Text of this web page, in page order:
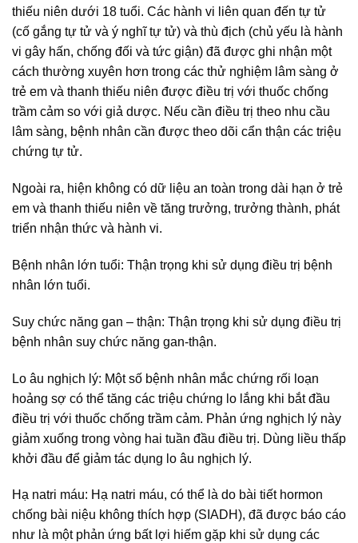
thiếu niên dưới 18 tuổi. Các hành vi liên quan đến tự tử
(cố gắng tự tử và ý nghĩ tự tử) và thù địch (chủ yếu là hành
vi gây hấn, chống đối và tức giận) đã được ghi nhận một
cách thường xuyên hơn trong các thử nghiệm lâm sàng ở
trẻ em và thanh thiếu niên được điều trị với thuốc chống
trầm cảm so với giả dược. Nếu cần điều trị theo nhu cầu
lâm sàng, bệnh nhân cần được theo dõi cẩn thận các triệu
chứng tự tử.
Ngoài ra, hiện không có dữ liệu an toàn trong dài hạn ở trẻ
em và thanh thiếu niên về tăng trưởng, trưởng thành, phát
triển nhận thức và hành vi.
Bệnh nhân lớn tuổi: Thận trọng khi sử dụng điều trị bệnh
nhân lớn tuổi.
Suy chức năng gan – thận: Thận trọng khi sử dụng điều trị
bệnh nhân suy chức năng gan-thận.
Lo âu nghịch lý: Một số bệnh nhân mắc chứng rối loạn
hoảng sợ có thể tăng các triệu chứng lo lắng khi bắt đầu
điều trị với thuốc chống trầm cảm. Phản ứng nghịch lý này
giảm xuống trong vòng hai tuần đầu điều trị. Dùng liều thấp
khởi đầu để giảm tác dụng lo âu nghịch lý.
Hạ natri máu: Hạ natri máu, có thể là do bài tiết hormon
chống bài niệu không thích hợp (SIADH), đã được báo cáo
như là một phản ứng bất lợi hiếm gặp khi sử dụng các